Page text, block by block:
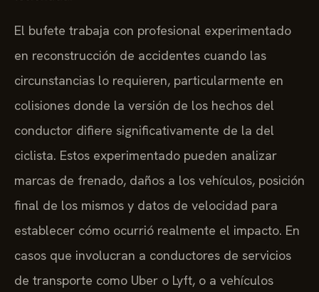
El bufete trabaja con profesional experimentado
en reconstrucción de accidentes cuando las
circunstancias lo requieren, particularmente en
colisiones donde la versión de los hechos del
conductor difiere significativamente de la del
ciclista. Estos experimentado pueden analizar
marcas de frenado, daños a los vehículos, posición
final de los mismos y datos de velocidad para
establecer cómo ocurrió realmente el impacto. En
casos que involucran a conductores de servicios
de transporte como Uber o Lyft, o a vehículos